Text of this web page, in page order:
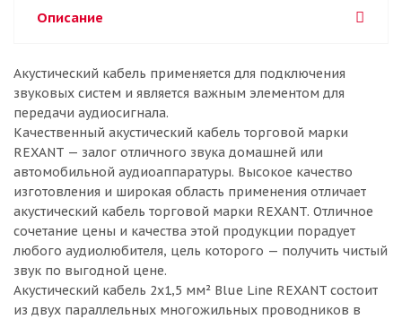
Описание
Акустический кабель применяется для подключения
звуковых систем и является важным элементом для
передачи аудиосигнала.
Качественный акустический кабель торговой марки
REXANT — залог отличного звука домашней или
автомобильной аудиоаппаратуры. Высокое качество
изготовления и широкая область применения отличает
акустический кабель торговой марки REXANT. Отличное
сочетание цены и качества этой продукции порадует
любого аудиолюбителя, цель которого — получить чистый
звук по выгодной цене.
Акустический кабель 2х1,5 мм² Blue Line REXANT состоит
из двух параллельных многожильных проводников в